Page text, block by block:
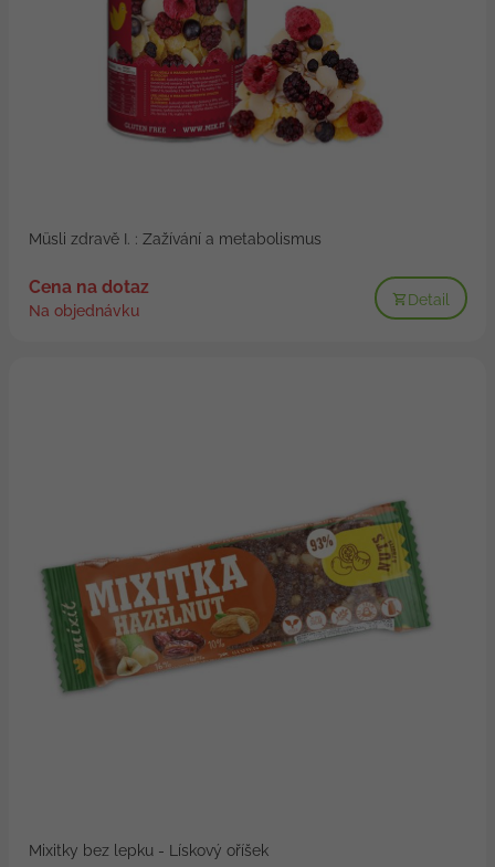
Müsli zdravě I. : Zažívání a metabolismus
Cena na dotaz
Na objednávku
Detail
Mixitky bez lepku - Lískový oříšek